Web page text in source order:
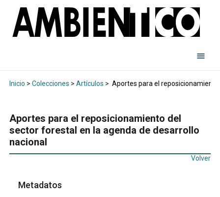
Inicio > Colecciones > Artículos > Aportes para el
Aportes para el reposicionamiento del
sector forestal en la agenda de desarrollo
nacional
Volver
Metadatos